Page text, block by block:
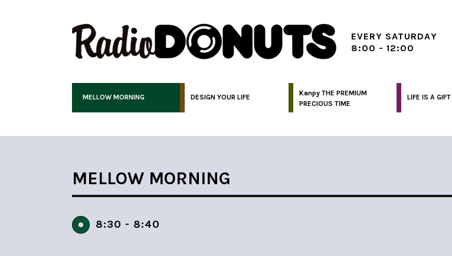
EVERY SATURDAY
8:00 - 12:00
MELLOW MORNING DESIGN YOUR LIFE
Kanpy THE PREMIUM
PRECIOUS TIME
LIFE IS A GIFT
MELLOW MORNING
8:30 - 8:40